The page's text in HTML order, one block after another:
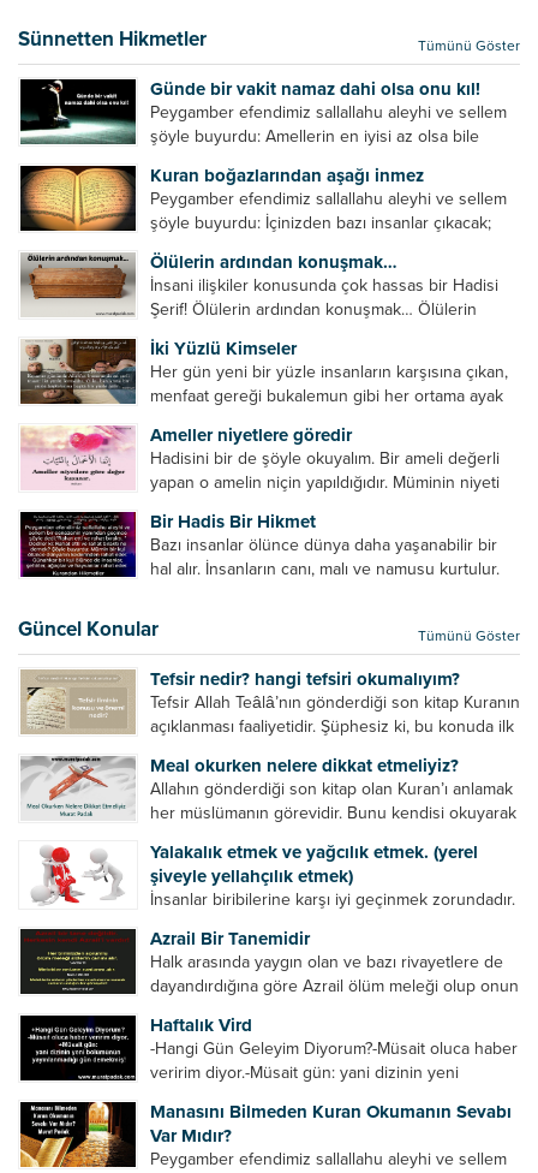
Beynin ön kısmında bulunan bölüme ön bellek
denir. Bu kısım insan vücudunda...
Sünnetten Hikmetler Tümünü Göster
Günde bir vakit namaz dahi olsa onu kıl!
Peygamber efendimiz sallallahu aleyhi ve sellem
şöyle buyurdu: Amellerin en iyisi az olsa bile
bir yere sahiptir. Namaz kul ile Allah arasındaki bir
toplantıdır....
Kuran boğazlarından aşağı inmez
Peygamber efendimiz sallallahu aleyhi ve sellem
şöyle buyurdu: İçinizden bazı insanlar çıkacak;
küçümseyeceksiniz. Onların oruçlarını görünce
kendi oruçlarınızı küçümseyeceksiniz. Onların
amellerini görünce kendi amellerinizi
küçümseyeceksiniz. ...
Ölülerin ardından konuşmak…
İnsani ilişkiler konusunda çok hassas bir Hadisi
Şerif! Ölülerin ardından konuşmak… Ölülerin
küfretmek, sövmek, onların günah ve kusurlarını
zikretmek ölüye zarar vermez, fayda da vermez....
İki Yüzlü Kimseler
Her gün yeni bir yüzle insanların karşısına çıkan,
menfaat gereği bukalemun gibi her ortama ayak
insan grubudur. Müminlerin yanında mümin gibi
duran,...
Ameller niyetlere göredir
Hadisini bir de şöyle okuyalım. Bir ameli değerli
yapan o amelin niçin yapıldığıdır. Müminin niyeti
namazın hiçbir değeri yoktur. Gösteriş için
okunan ezanın hiçbir...
Bir Hadis Bir Hikmet
Bazı insanlar ölünce dünya daha yaşanabilir bir
hal alır. İnsanların canı, malı ve namusu kurtulur.
kurtulur. Ağaçlar onun zulmünden kurtulur....
Güncel Konular Tümünü Göster
Tefsir nedir? hangi tefsiri okumalıyım?
Tefsir Allah Teâlâ’nın gönderdiği son kitap Kuranın
açıklanması faaliyetidir. Şüphesiz ki, bu konuda ilk
ayetleri peygamber efendimize soruyor. O da
bunları izah ediyor/tefsir ediyordu. “Biz sana...
Meal okurken nelere dikkat etmeliyiz?
Allahın gönderdiği son kitap olan Kuran’ı anlamak
her müslümanın görevidir. Bunu kendisi okuyarak
yollarla anlamaya çalışmalıdır. Meal nedir? Arapça
bir kelime olan meal;...
Yalakalık etmek ve yağcılık etmek. (yerel
şiveyle yellahçılık etmek)
İnsanlar biribilerine karşı iyi geçinmek zorundadır.
makam gücü, nesep gücü, maddi güç, fiziki güç)
diğer insanları ezebiliyor. Normal şartlarda elinde
bu güçler...
Azrail Bir Tanemidir
Halk arasında yaygın olan ve bazı rivayetlere de
dayandırdığına göre Azrail ölüm meleği olup onun
Azrail tek başına aynı anda binlerce insanın
canını...
Haftalık Vird
-Hangi Gün Geleyim Diyorum?-Müsait oluca haber
veririm diyor.-Müsait gün: yani dizinin yeni
efendinin Haftalık Virdi HAFTALIK VİRD Pazartesi
Günü Hangi VİRD var?20:00 Star TV –...
Manasını Bilmeden Kuran Okumanın Sevabı
Var Mıdır?
Peygamber efendimiz sallallahu aleyhi ve sellem